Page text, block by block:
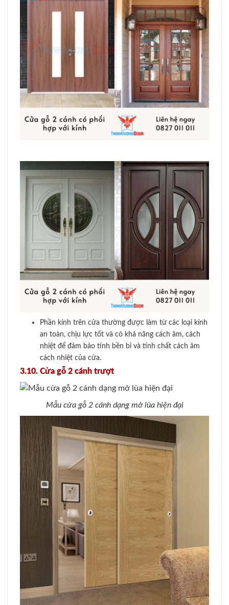
Phần kính trên cửa thường được làm từ các loại kính
an toàn, chịu lực tốt và có khả năng cách âm, cách
nhiệt để đảm bảo tính bền bỉ và tính chất cách âm
cách nhiệt của cửa.
3.10. Cửa gỗ 2 cánh trượt
Mẫu cửa gỗ 2 cánh dạng mở lùa hiện đại